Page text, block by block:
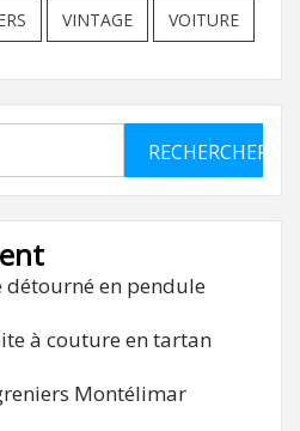
VINTAGE VOITURE
détourné en pendule
à couture en tartan
Montélimar